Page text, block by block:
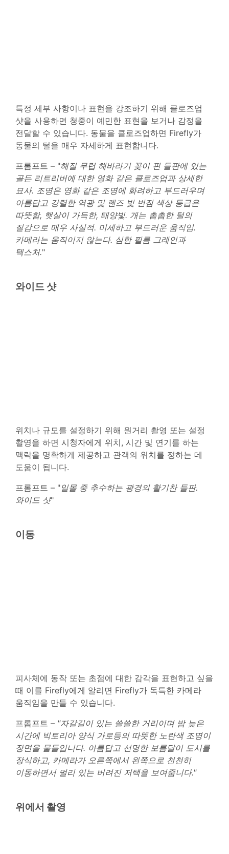
특정 세부 사항이나 표현을 강조하기 위해 클로즈업
샷을 사용하면 청중이 예민한 표현을 보거나 감정을
전달할 수 있습니다. 동물을 클로즈업하면 Firefly가
동물의 털을 매우 자세하게 표현합니다.
프롬프트 – "해질 무렵 해바라기 꽃이 핀 들판에 있는
골든 리트리버에 대한 영화 같은 클로즈업과 상세한
묘사. 조명은 영화 같은 조명에 화려하고 부드러우며
아름답고 강렬한 역광 및 렌즈 빛 번짐 색상 등급은
따뜻함, 햇살이 가득한, 태양빛. 개는 촘촘한 털의
질감으로 매우 사실적. 미세하고 부드러운 움직임.
카메라는 움직이지 않는다. 심한 필름 그레인과
텍스처."
와이드 샷
위치나 규모를 설정하기 위해 원거리 촬영 또는 설정
촬영을 하면 시청자에게 위치, 시간 및 연기를 하는
맥락을 명확하게 제공하고 관객의 위치를 정하는 데
도움이 됩니다.
프롬프트 – "일몰 중 추수하는 광경의 활기찬 들판.
와이드 샷"
이동
피사체에 동작 또는 초점에 대한 감각을 표현하고 싶을
때 이를 Firefly에게 알리면 Firefly가 독특한 카메라
움직임을 만들 수 있습니다.
프롬프트 – "자갈길이 있는 쓸쓸한 거리이며 밤 늦은
시간에 빅토리아 양식 가로등의 따뜻한 노란색 조명이
장면을 물들입니다. 아름답고 선명한 보름달이 도시를
장식하고, 카메라가 오른쪽에서 왼쪽으로 천천히
이동하면서 멀리 있는 버려진 저택을 보여줍니다."
위에서 촬영